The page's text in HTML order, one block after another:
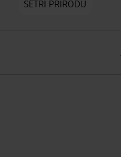
ŠETŘI PŘÍRODU